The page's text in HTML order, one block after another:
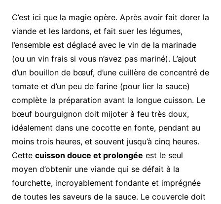
C’est ici que la magie opère. Après avoir fait dorer la
viande et les lardons, et fait suer les légumes,
l’ensemble est déglacé avec le vin de la marinade
(ou un vin frais si vous n’avez pas mariné). L’ajout
d’un bouillon de bœuf, d’une cuillère de concentré de
tomate et d’un peu de farine (pour lier la sauce)
complète la préparation avant la longue cuisson. Le
bœuf bourguignon doit mijoter à feu très doux,
idéalement dans une cocotte en fonte, pendant au
moins trois heures, et souvent jusqu’à cinq heures.
Cette cuisson douce et prolongée est le seul
moyen d’obtenir une viande qui se défait à la
fourchette, incroyablement fondante et imprégnée
de toutes les saveurs de la sauce. Le couvercle doit